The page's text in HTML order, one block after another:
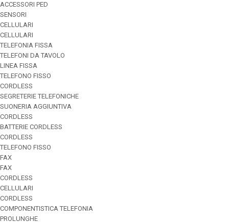
ACCESSORI PED
SENSORI
CELLULARI
CELLULARI
TELEFONIA FISSA
TELEFONI DA TAVOLO
LINEA FISSA
TELEFONO FISSO
CORDLESS
SEGRETERIE TELEFONICHE
SUONERIA AGGIUNTIVA
CORDLESS
BATTERIE CORDLESS
CORDLESS
TELEFONO FISSO
FAX
FAX
CORDLESS
CELLULARI
CORDLESS
COMPONENTISTICA TELEFONIA
PROLUNGHE